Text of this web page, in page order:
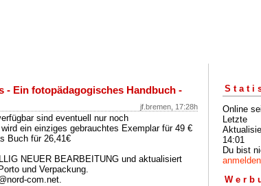
- Ein fotopädagogisches Handbuch -
jf.bremen, 17:28h
sind eventuell nur noch
ein einziges gebrauchtes Exemplar für 49 €
Buch für 26,41€
NEUER BEARBEITUNG und aktualisiert
und Verpackung.
com.net.
Online
Letzte
14:01
Du bist
anmelden